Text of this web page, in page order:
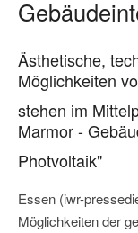
Ästhetische,
Möglichkeiten
stehen im
Marmor -
Photvoltaik"
Essen (iwr-
Möglichkeiten der